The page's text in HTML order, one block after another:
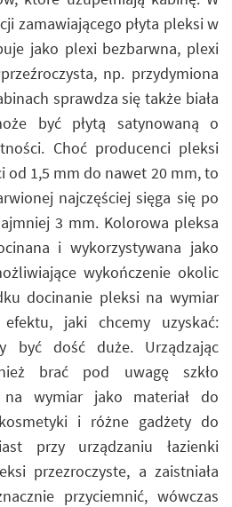
zamawiającego płyta pleksi w
jako plexi bezbarwna, plexi
np. przydymiona
sprawdza się także biała
być płytą satynowaną o
Choć producenci pleksi
od 1,5 mm do nawet 20 mm, to
najczęściej sięga się po
3 mm. Kolorowa pleksa
i wykorzystywana jako
wykończenie okolic
docinanie pleksi na wymiar
jaki chcemy uzyskać:
być dość duże. Urządzając
brać pod uwagę szkło
na wymiar jako materiał do
i różne gadżety do
przy urządzaniu łazienki
przezroczyste, a zaistniała
przyciemnić, wówczas